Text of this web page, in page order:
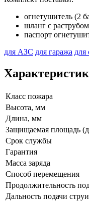
огнетушитель (2
шланг с
паспорт
для АЗС для гаража для
Класс пожара
Высота, мм
Длина, мм
Защищаемая площадь
Срок службы
Гарантия
Масса заряда
Способ перемещения
Продолжительность
Дальность подачи